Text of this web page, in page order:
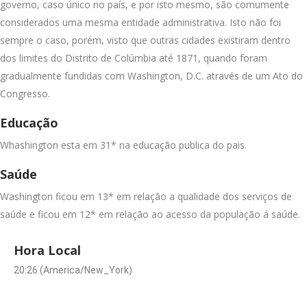
governo, caso único no país, e por isto mesmo, são comumente
considerados uma mesma entidade administrativa. Isto não foi
sempre o caso, porém, visto que outras cidades existiram dentro
dos limites do Distrito de Colúmbia até 1871, quando foram
gradualmente fundidas com Washington, D.C. através de um Ato do
Congresso.
Educação
Whashington esta em 31* na educação publica do pais.
Saúde
Washington ficou em 13* em relação a qualidade dos serviços de
saúde e ficou em 12* em relação ao acesso da população á saúde.
Hora Local
20:26 (America/New_York)